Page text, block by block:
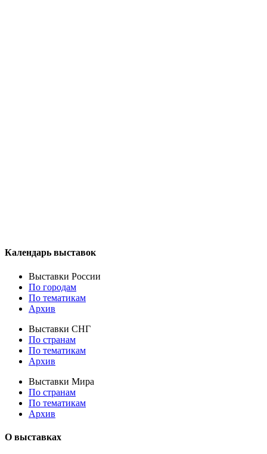
Календарь выставок
Выставки России
По городам
По тематикам
Архив
Выставки СНГ
По странам
По тематикам
Архив
Выставки Мира
По странам
По тематикам
Архив
О выставках